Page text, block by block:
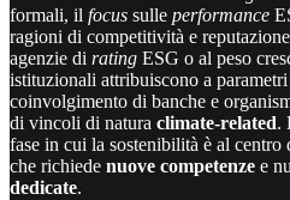
formali, il focus sulle performance
ragioni di competitività e
agenzie di rating ESG o al peso
istituzionali attribuiscono a
coinvolgimento di banche e
di vincoli di natura climate-related.
fase in cui la sostenibilità è al centro
che richiede nuove competenze e
dedicate.